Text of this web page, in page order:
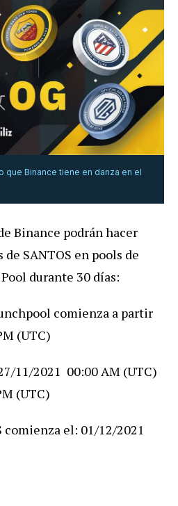
que Binance tiene en danza en el
Binance podrán hacer
SANTOS en pools de
durante 30 días:
comienza a partir
(UTC)
11/2021 00:00 AM (UTC)
(UTC)
comienza el: 01/12/2021